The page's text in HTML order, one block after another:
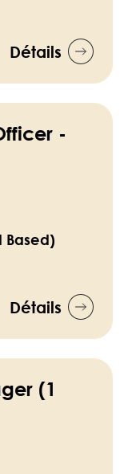
Détails
-
Based)
Détails
(1